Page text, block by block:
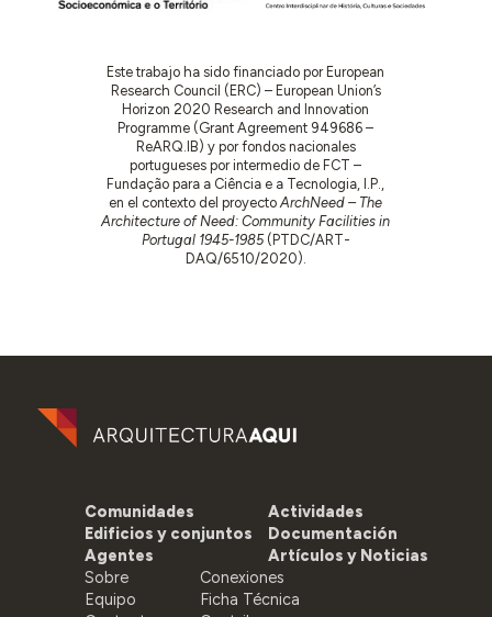
Este trabajo ha sido financiado por European
Research Council (ERC) – European Union’s
Horizon 2020 Research and Innovation
Programme (Grant Agreement 949686 –
ReARQ.IB) y por fondos nacionales
portugueses por intermedio de FCT –
Fundação para a Ciência e a Tecnologia, I.P.,
en el contexto del proyectoArchNeed – The
Architecture of Need: Community Facilities in
Portugal 1945-1985(PTDC/ART-
DAQ/6510/2020).
Comunidades
Edificios y conjuntos
Agentes
Actividades
Documentación
Artículos y Noticias
Sobre
Equipo
Conexiones
Ficha Técnica